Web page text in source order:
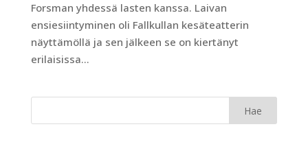
Forsman yhdessä lasten kanssa. Laivan
ensiesiintyminen oli Fallkullan kesäteatterin
näyttämöllä ja sen jälkeen se on kiertänyt
erilaisissa...